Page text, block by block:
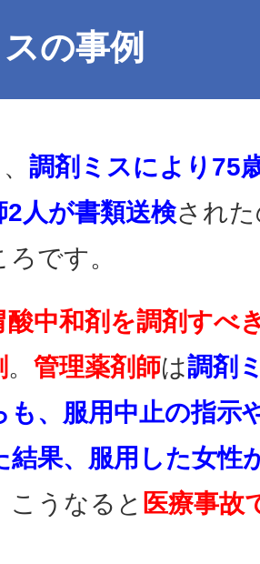
の事例
調剤ミスにより75
2人が書類送検され
です。
酸中和剤を調剤すべ
。 管理薬剤師は調剤
も、服用中止の指示
結果、服用した女性
こうなると 医療事故